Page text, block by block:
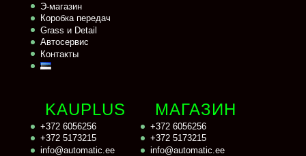
Э-магазин
Коробка передач
Grass и Detail
Автосервис
Контакты
KAUPLUS
+372 6056256
+372 5173215
info@automatic.ee
МАГАЗИН
+372 6056256
+372 5173215
info@automatic.ee